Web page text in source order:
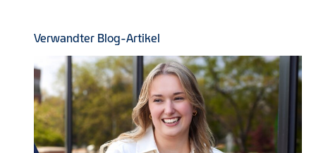
Verwandter Blog-Artikel